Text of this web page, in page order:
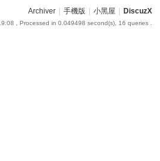
Archiver 手機版 小黑屋 DiscuzX
, Processed in 0.049498 second(s), 16 queries .